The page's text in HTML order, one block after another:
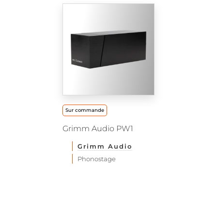
Sur commande
Grimm Audio PW1
Grimm Audio
Phonostage